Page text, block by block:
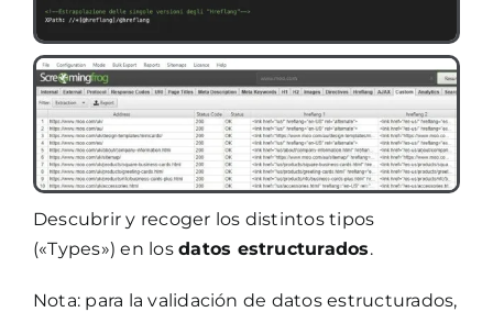
Descubrir y recoger los distintos tipos
(«Types») en losdatos estructurados.
Nota: para la validación de datos estructurados,